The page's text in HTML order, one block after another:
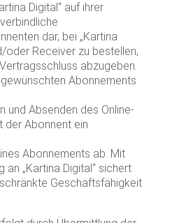
Digital“ auf ihrer
dar, bei „Kartina
oder Receiver zu bestellen,
abzugeben.
Abonnements
und Absenden des Online-
der Abonnent ein
Abonnements ab. Mit
an „Kartina Digital“ sichert
Geschäftsfähigkeit